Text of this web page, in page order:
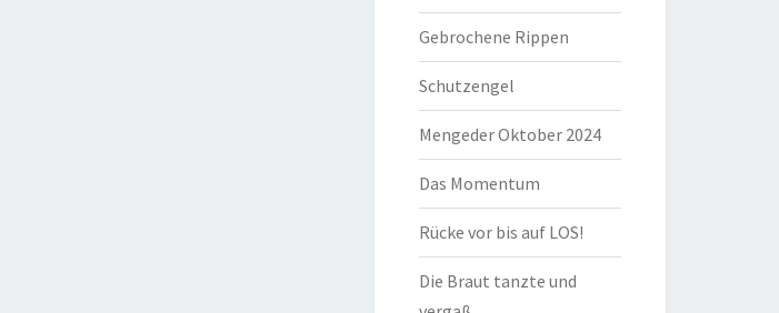
Gebrochene Rippen
Schutzengel
Mengeder Oktober 2024
Das Momentum
Rücke vor bis auf LOS!
Die Braut tanzte und